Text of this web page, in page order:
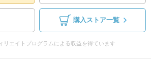
購入ストア一覧
リエイトプログラムによる収益を得ています